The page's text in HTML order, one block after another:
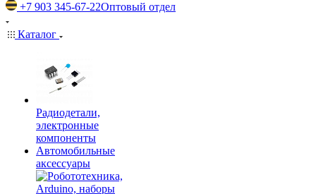
+7 903 345-67-22Оптовый отдел
Каталог
Радиодетали,
электронные
компоненты
Автомобильные
аксессуары